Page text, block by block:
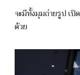
จะมีทั้งมุมถ่ายรูป เปิ
ด้วย